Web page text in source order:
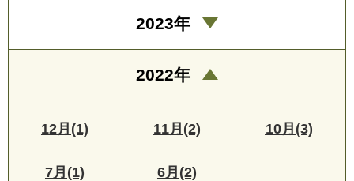
2023年
2022年
12月(1) 11月(2) 10月(3)
7月(1) 6月(2)